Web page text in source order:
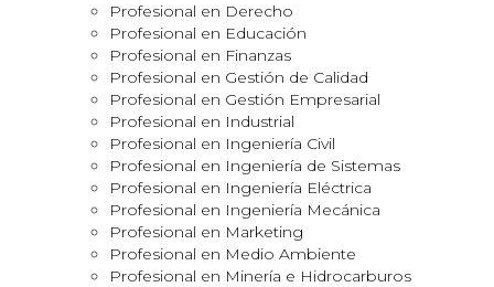
Profesional en Derecho
Profesional en Educación
Profesional en Finanzas
Profesional en Gestión de Calidad
Profesional en Gestión Empresarial
Profesional en Industrial
Profesional en Ingeniería Civil
Profesional en Ingeniería de Sistemas
Profesional en Ingeniería Eléctrica
Profesional en Ingeniería Mecánica
Profesional en Marketing
Profesional en Medio Ambiente
Profesional en Minería e Hidrocarburos